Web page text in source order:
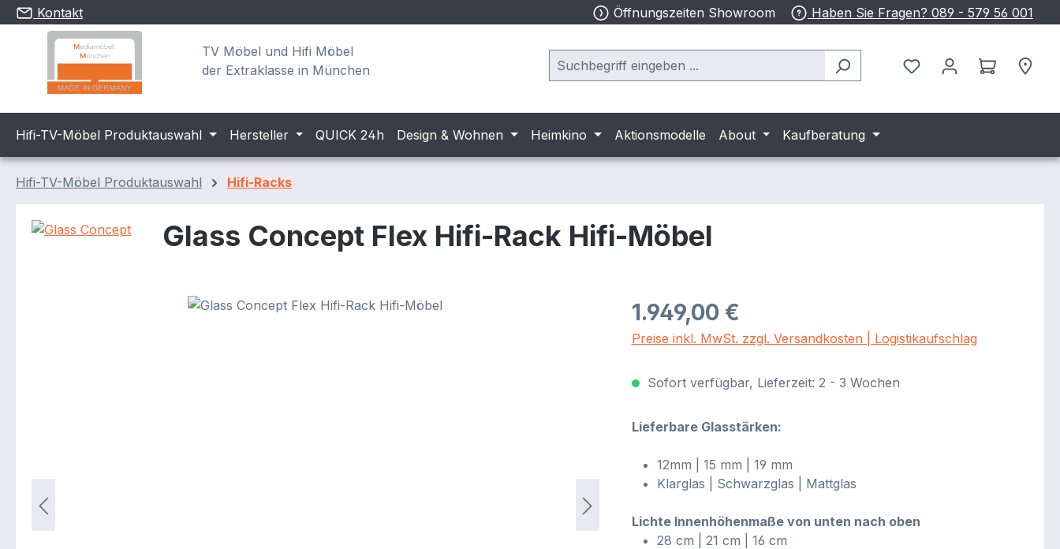
Hauptinhalt springen
Zur Suche springen
Zur Hauptnavigation springen
Kontakt Öffnungszeiten Showroom Haben Sie Fragen? 089 - 579 56 001
TV Möbel und Hifi Möbel
der Extraklasse in München
Hifi-TV-Möbel Produktauswahl Hersteller QUICK 24h Design & Wohnen Heimkino Aktionsmodelle About Kaufberatung
Hifi-TV-Möbel Produktauswahl Hifi-Racks
Glass Concept Flex Hifi-Rack Hifi-Möbel
Bildergalerie überspringen Regulärer Preis:
1.949,00 €
Preise inkl. MwSt. zzgl. Versandkosten | Logistikaufschlag
Sofort verfügbar, Lieferzeit: 2 - 3 Wochen
Lieferbare Glasstärken:
12mm | 15 mm | 19 mm
Klarglas | Schwarzglas | Mattglas
Lichte Innenhöhenmaße von unten nach oben
28 cm | 21 cm | 16 cm